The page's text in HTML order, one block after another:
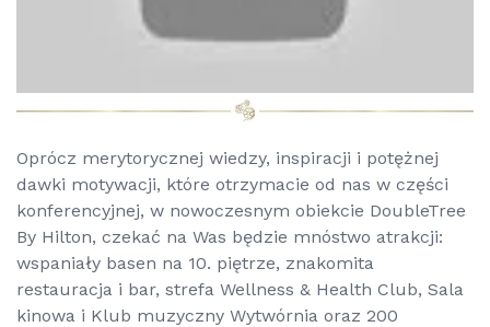
Oprócz merytorycznej wiedzy, inspiracji i potężnej
dawki motywacji, które otrzymacie od nas w części
konferencyjnej, w nowoczesnym obiekcie DoubleTree
By Hilton, czekać na Was będzie mnóstwo atrakcji:
wspaniały basen na 10. piętrze, znakomita
restauracja i bar, strefa Wellness & Health Club, Sala
kinowa i Klub muzyczny Wytwórnia oraz 200